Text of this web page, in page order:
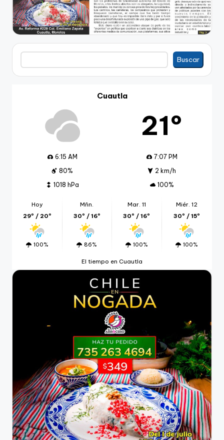
Buscar
Buscar
Cuautla
21º
6:15 AM
7:07 PM
80%
2 km/h
1018 hPa
100%
Hoy
29º / 20º
100%
Mñn.
30º / 16º
86%
Mar. 11
30º / 16º
100%
Miér. 12
30º / 15º
100%
El tiempo en Cuautla